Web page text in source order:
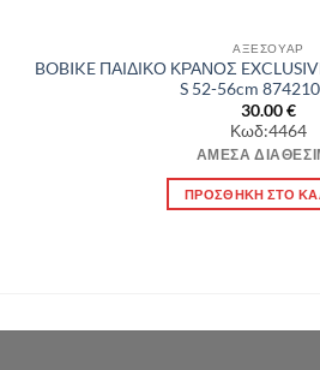
ΑΞΕΣΟΥΑΡ
BOBIKE ΠΑΙΔΙΚΟ ΚΡΑΝΟΣ
S 52-56cm
30.00€
Κωδ:4464
ΆΜΕΣΑ
ΠΡΟΣΘΉΚΗ ΣΤΟ